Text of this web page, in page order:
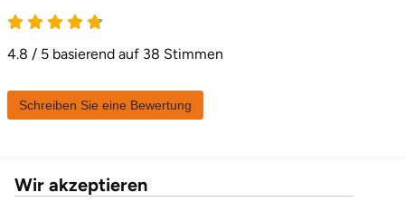
4.8 von 5
4.8 / 5 basierend auf 38 Stimmen
Schreiben Sie eine Bewertung
Wir akzeptieren
Kassel
Kempten
Kiel